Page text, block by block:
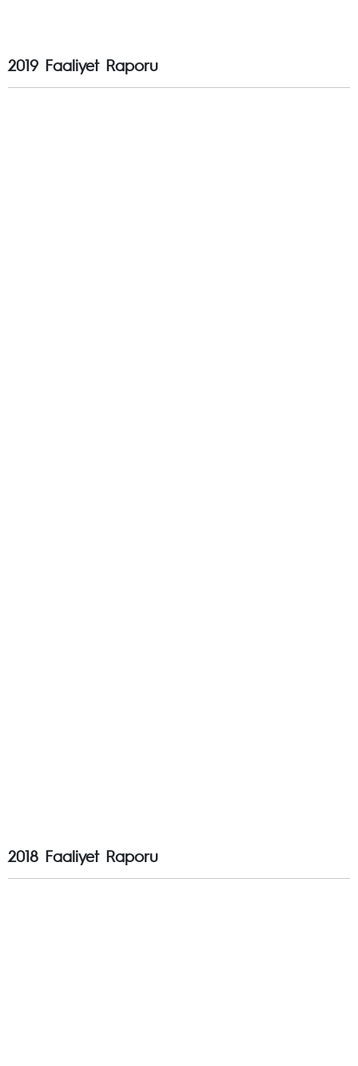
2019 Faaliyet Raporu
2018 Faaliyet Raporu